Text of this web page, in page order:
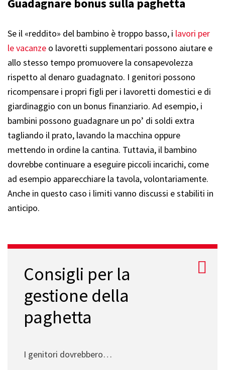
Guadagnare bonus sulla paghetta
Se il «reddito» del bambino è troppo basso, i lavori per
le vacanze o lavoretti supplementari possono aiutare e
allo stesso tempo promuovere la consapevolezza
rispetto al denaro guadagnato. I genitori possono
ricompensare i propri figli per i lavoretti domestici e di
giardinaggio con un bonus finanziario. Ad esempio, i
bambini possono guadagnare un po’ di soldi extra
tagliando il prato, lavando la macchina oppure
mettendo in ordine la cantina. Tuttavia, il bambino
dovrebbe continuare a eseguire piccoli incarichi, come
ad esempio apparecchiare la tavola, volontariamente.
Anche in questo caso i limiti vanno discussi e stabiliti in
anticipo.
Consigli per la
gestione della
paghetta
I genitori dovrebbero…